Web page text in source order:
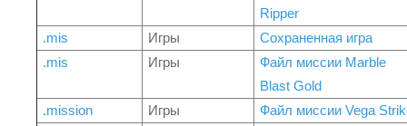
Ripper
.mis
Игры
Сохраненная игра
.mis
Игры
Файл миссии Marble
Blast Gold
.mission
Игры
Файл миссии Vega